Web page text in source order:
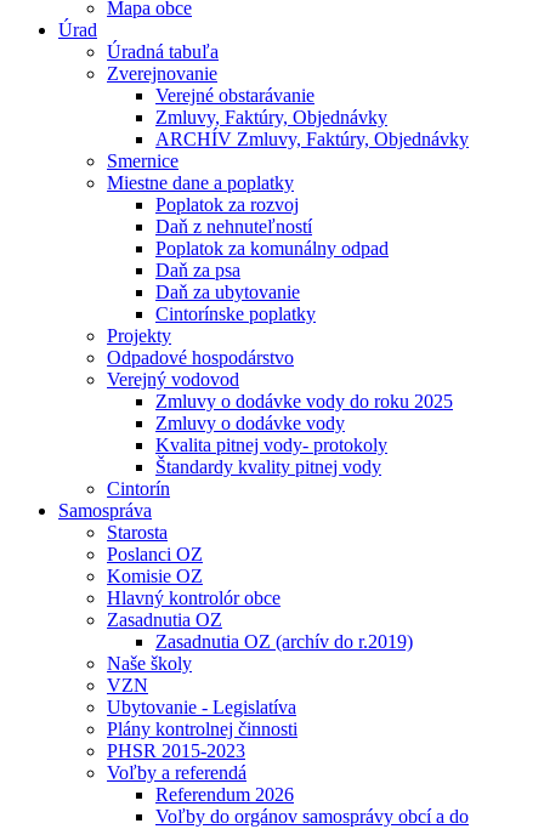
Mapa obce
Úrad
Úradná tabuľa
Zverejnovanie
Verejné obstarávanie
Zmluvy, Faktúry, Objednávky
ARCHÍV Zmluvy, Faktúry, Objednávky
Smernice
Miestne dane a poplatky
Poplatok za rozvoj
Daň z nehnuteľností
Poplatok za komunálny odpad
Daň za psa
Daň za ubytovanie
Cintorínske poplatky
Projekty
Odpadové hospodárstvo
Verejný vodovod
Zmluvy o dodávke vody do roku 2025
Zmluvy o dodávke vody
Kvalita pitnej vody- protokoly
Štandardy kvality pitnej vody
Cintorín
Samospráva
Starosta
Poslanci OZ
Komisie OZ
Hlavný kontrolór obce
Zasadnutia OZ
Zasadnutia OZ (archív do r.2019)
Naše školy
VZN
Ubytovanie - Legislatíva
Plány kontrolnej činnosti
PHSR 2015-2023
Voľby a referendá
Referendum 2026
Voľby do orgánov samosprávy obcí a do